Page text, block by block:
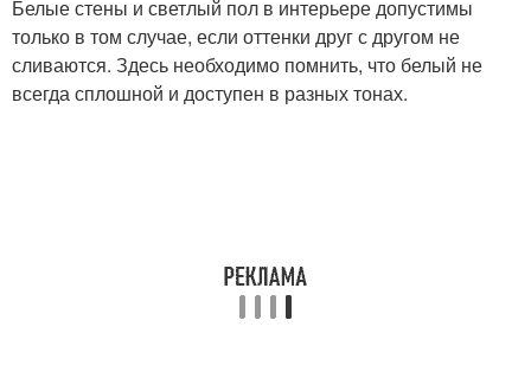
Белые стены и светлый пол в интерьере допустимы
только в том случае, если оттенки друг с другом не
сливаются. Здесь необходимо помнить, что белый не
всегда сплошной и доступен в разных тонах.